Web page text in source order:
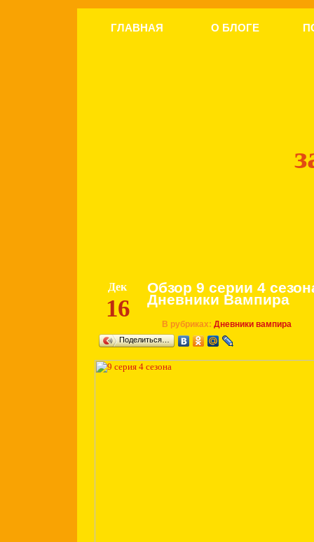
ГЛАВНАЯ О БЛОГЕ
Дек
16
Обзор 9 серии 4
Дневники Вампира
В рубриках: Дневники вампира
Поделиться…